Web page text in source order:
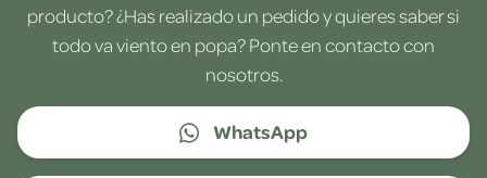
producto? ¿Has realizado un pedido y quieres saber si
todo va viento en popa? Ponte en contacto con
nosotros.
WhatsApp